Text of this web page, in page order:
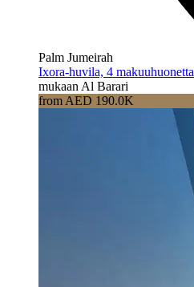
Palm Jumeirah
Ixora-huvila, 4 makuuhuonetta
mukaan Al Barari
from AED 190.0K